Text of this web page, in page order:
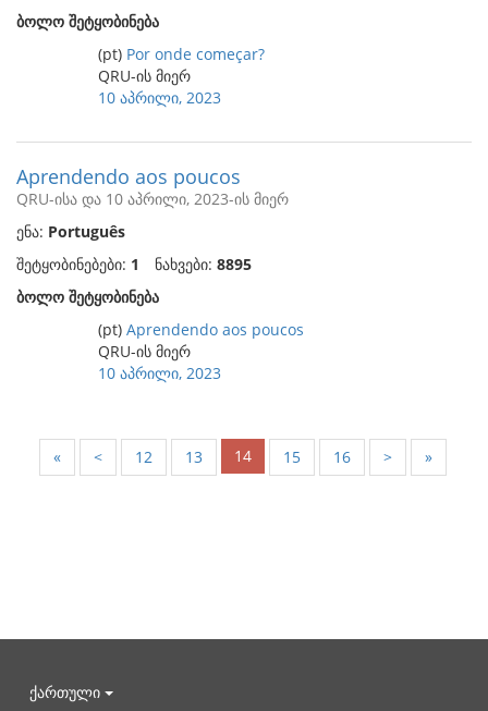
ბოლო შეტყობინება
(pt) Por onde começar?
QRU-ის მიერ
10 აპრილი, 2023
Aprendendo aos poucos
QRU-ისა და 10 აპრილი, 2023-ის მიერ
ენა: Português
შეტყობინებები: 1 ნახვები: 8895
ბოლო შეტყობინება
(pt) Aprendendo aos poucos
QRU-ის მიერ
10 აპრილი, 2023
« < 12 13 14 15 16 > »
ქართული